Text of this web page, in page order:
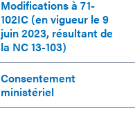
Modifications à 71-
102IC (en vigueur le 9
juin 2023, résultant de
la NC 13-103)
Consentement
ministériel